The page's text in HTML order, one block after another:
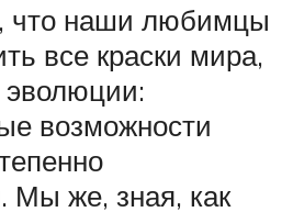
что наши любимцы
все краски мира,
эволюции:
возможности
Мы же, зная, как